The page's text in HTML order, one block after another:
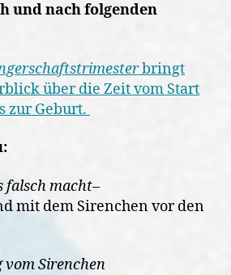
und nach folgenden
bringt
über die Zeit vom Start
zur Geburt.
falsch macht–
mit dem Sirenchen vor den
vom Sirenchen